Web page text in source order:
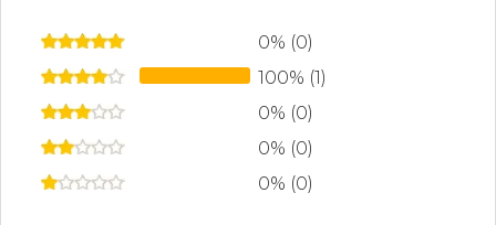
0% (0)
100% (1)
0% (0)
0% (0)
0% (0)